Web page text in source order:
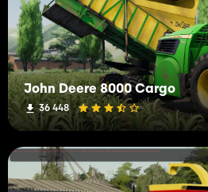
John Deere 8000 Cargo
36 448